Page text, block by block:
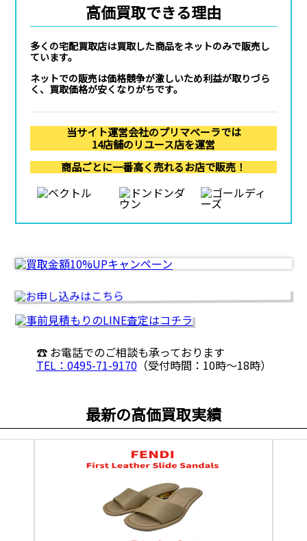
高価買取できる理由
多くの宅配買取店は買取した商品をネットのみで販売し
ています。
ネットでの販売は価格競争が激しいため利益が取りづら
く、買取価格が安くなりがちです。
当サイト運営会社のプリマベーラでは
14店舗のリユース店を運営
商品ごとに一番高く売れるお店で販売！
☎ お電話でのご相談も承っております
TEL：0495-71-9170（受付時間：10時〜18時）
最新の高価買取実績